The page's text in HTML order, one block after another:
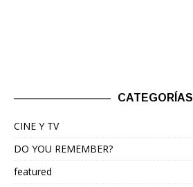
CATEGORÍAS
CINE Y TV
DO YOU REMEMBER?
featured